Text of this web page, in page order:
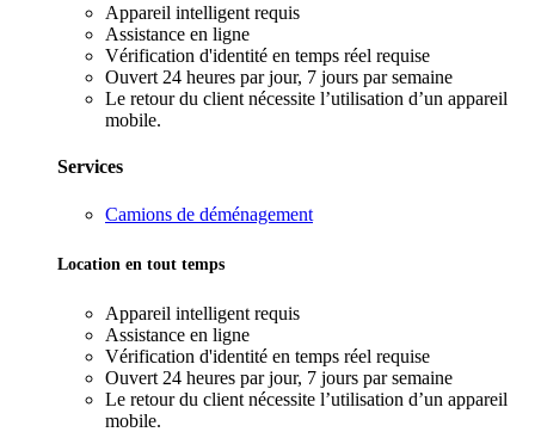
Appareil intelligent requis
Assistance en ligne
Vérification d'identité en temps réel requise
Ouvert 24 heures par jour, 7 jours par semaine
Le retour du client nécessite l’utilisation d’un appareil
mobile.
Services
Camions de déménagement
Location en tout temps
Appareil intelligent requis
Assistance en ligne
Vérification d'identité en temps réel requise
Ouvert 24 heures par jour, 7 jours par semaine
Le retour du client nécessite l’utilisation d’un appareil
mobile.